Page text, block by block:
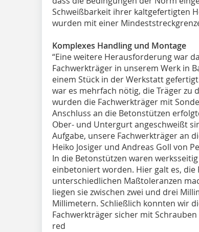
Schweißbarkeit ihrer kaltgefertigten
wurden mit einer
Komplexes Handling und Montage
“Eine weitere Herausforderung war
Fachwerkträger in unserem Werk in
einem Stück in der Werkstatt
war es mehrfach nötig, die Träger zu
wurden die Fachwerkträger mit
Anschluss an die Betonstützen
Ober- und Untergurt angeschweißt
Aufgabe, unsere Fachwerkträger an
Heiko Josiger und Andreas Goll von
In die Betonstützen waren
einbetoniert worden. Hier galt es, die
unterschiedlichen Maßtoleranzen
liegen sie zwischen zwei und drei
Millimetern. Schließlich konnten wir
Fachwerkträger sicher mit
red